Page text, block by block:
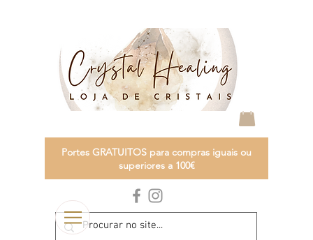
Portes GRATUITOS para compras iguais ou
superiores a 100€